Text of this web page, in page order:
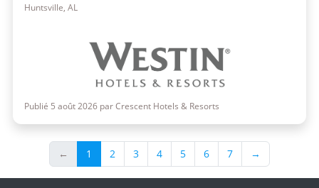
Huntsville, AL
Publié 5 août 2026 par Crescent Hotels & Resorts
← 1 2 3 4 5 6 7 →